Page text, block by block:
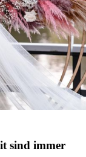
sind immer